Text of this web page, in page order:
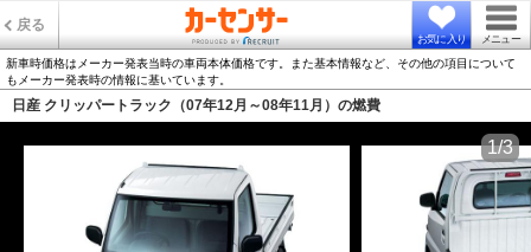
戻る
お気に入り メニュー
新車時価格はメーカー発表当時の車両本体価格です。また基本情報など、その他の項目について
もメーカー発表時の情報に基いています。
日産 クリッパートラック（07年12月～08年11月）の燃費
1/3